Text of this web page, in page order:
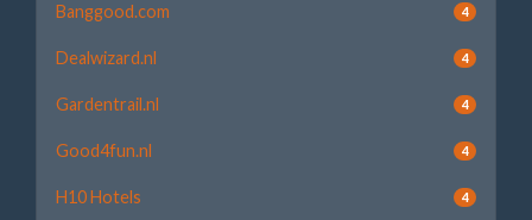
Banggood.com 4
Dealwizard.nl 4
Gardentrail.nl 4
Good4fun.nl 4
H10 Hotels 4